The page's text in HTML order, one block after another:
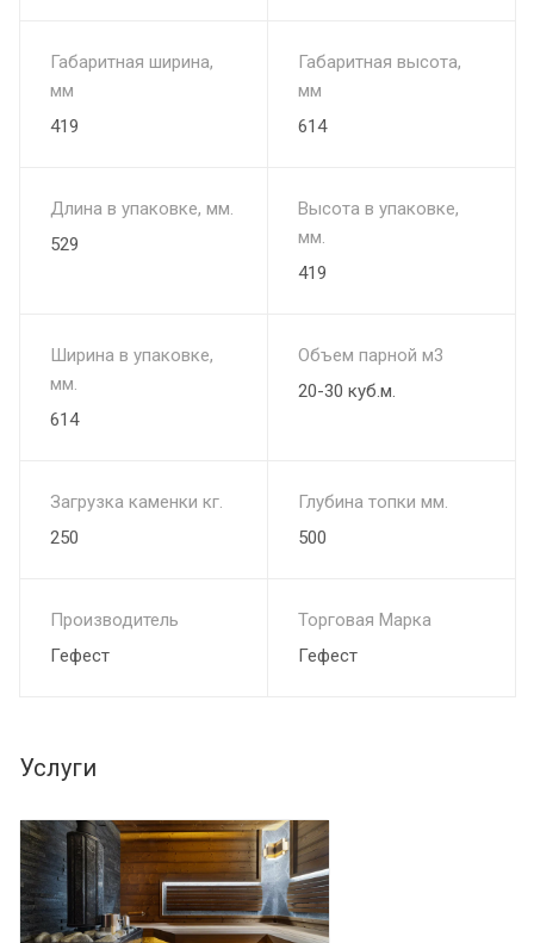
Габаритная ширина,
мм
419
Габаритная высота,
мм
614
Длина в упаковке, мм.
529
Высота в упаковке,
мм.
419
Ширина в упаковке,
мм.
614
Объем парной м3
20-30 куб.м.
Загрузка каменки кг.
250
Глубина топки мм.
500
Производитель
Гефест
Торговая Марка
Гефест
Услуги